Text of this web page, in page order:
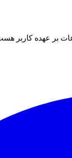
بر عهده کاربر